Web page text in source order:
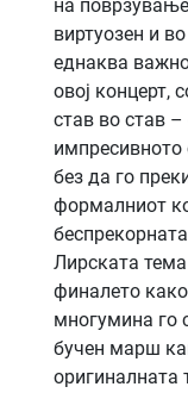
на
виртуозен и
еднаква
овој концерт,
став во став
без да го
формалниот
Лирската
финалето
многумина го
бучен марш
оригиналната